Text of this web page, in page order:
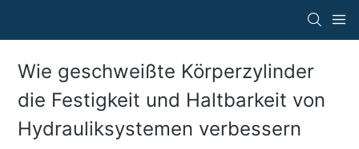
Wie geschweißte Körperzylinder
die Festigkeit und Haltbarkeit von
Hydrauliksystemen verbessern